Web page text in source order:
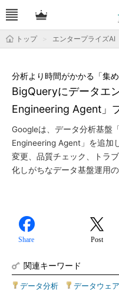
トップ エンタープライズAI
BigQueryにデータエ
Engineering Agent」
分析より時間がかかる「集
Googleは、データ分析基盤
Engineering Agent」を追加
変更、品質チェック、トラ
化しがちなデータ基盤運用
Share Post
関連キーワード
データ分析 データウェ